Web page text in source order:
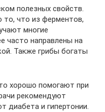
полезных свойств.
то, что из ферментов,
многие
часто направлены на
Также грибы богаты
хорошо помогают при
рекомендуют
и гипертонии.